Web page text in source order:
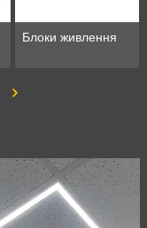
Блоки живлення